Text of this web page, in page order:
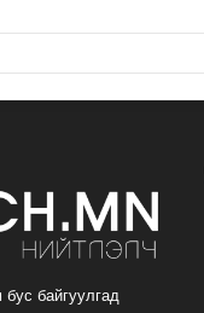
байгуулгад